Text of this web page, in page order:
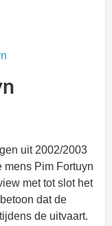
uit 2002/2003
mens Pim Fortuyn
met tot slot het
dat de
de uitvaart.